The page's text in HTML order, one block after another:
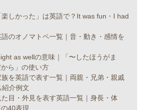
楽しかった」は英語で？It was fun・I had
語のオノマトペ一覧｜音・動き・感情を
as wellの意味｜「〜したほうがま
ら」の使い方
族を英語で表す一覧｜両親・兄弟・親戚
介例文
た目・外見を表す英語一覧｜身長・体
40表現